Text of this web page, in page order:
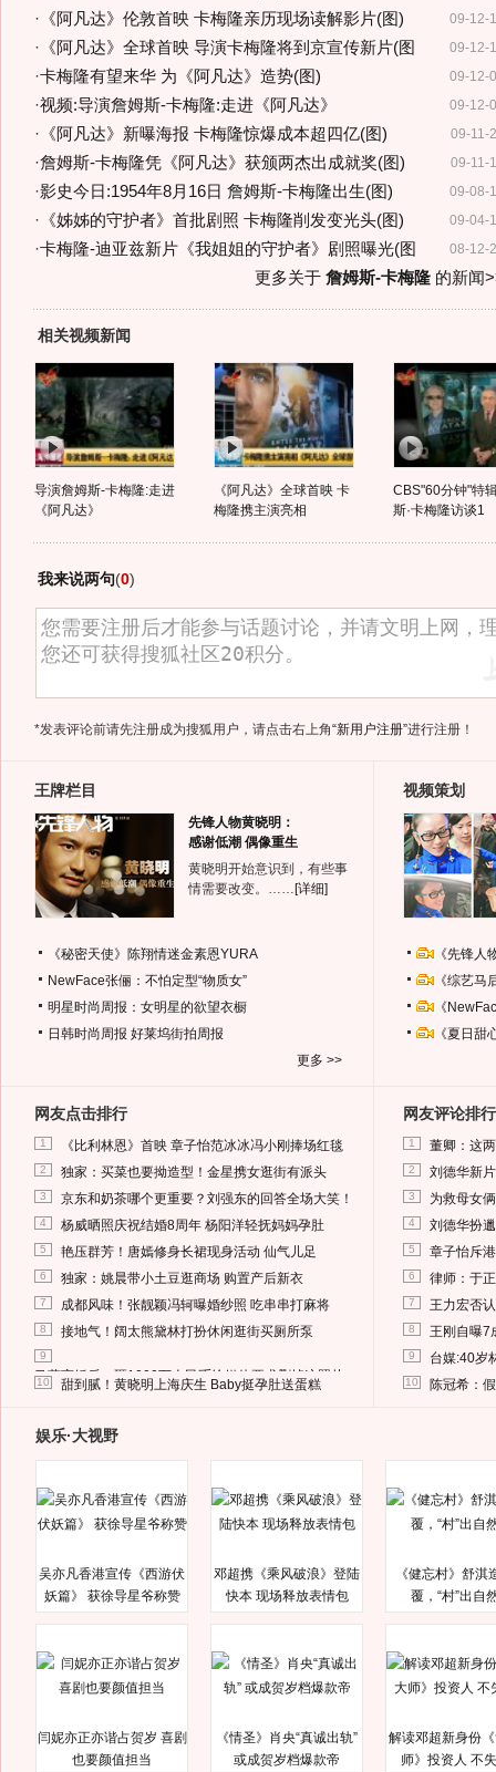
09-12-
· 《阿凡达》伦敦首映 卡梅隆亲历现场读解影片(图)
09-12-
· 《阿凡达》全球首映 导演卡梅隆将到京宣传新片(图
09-12-
·卡梅隆有望来华 为《阿凡达》造势(图)
09-12-
·视频:导演詹姆斯-卡梅隆:走进《阿凡达》
09-11-
· 《阿凡达》新曝海报 卡梅隆惊爆成本超四亿(图)
09-11-
·詹姆斯-卡梅隆凭《阿凡达》获颁两杰出成就奖(图)
09-08-
·影史今日:1954年8月16日 詹姆斯-卡梅隆出生(图)
09-04-
· 《姊姊的守护者》首批剧照 卡梅隆削发变光头(图)
08-12-
·卡梅隆-迪亚兹新片《我姐姐的守护者》剧照曝光(图
更多关于 詹姆斯-卡梅隆的新闻
相关视频新闻
导演詹姆斯-卡梅隆:走进
《阿凡达》
《阿凡达》全球首映 卡
梅隆携主演亮相
CBS"60分钟"特
斯·卡梅隆访谈1
我来说两句(0)
*发表评论前请先注册成为搜狐用户，请点击右上角“新用户注册”进行注册！
王牌栏目
先锋人物黄晓明：
感谢低潮 偶像重生
黄晓明开始意识到，有些事
情需要改变。…… [详细]
《秘密天使》陈翔情迷金素恩YURA
NewFace张俪：不怕定型“物质女”
明星时尚周报：女明星的欲望衣橱
日韩时尚周报 好莱坞街拍周报
更多 >>
视频策划
《先锋
《综艺
《
《夏日
网友点击排行
1 《比利林恩》首映 章子怡范冰冰冯小刚捧场红毯
2 独家：买菜也要拗造型！金星携女逛街有派头
3 京东和奶茶哪个更重要？刘强东的回答全场大笑！
4 杨威晒照庆祝结婚8周年 杨阳洋轻抚妈妈孕肚
5 艳压群芳！唐嫣修身长裙现身活动 仙气儿足
6 独家：姚晨带小土豆逛商场 购置产后新衣
7 成都风味！张靓颖冯轲曝婚纱照 吃串串打麻将
8 接地气！阔太熊黛林打扮休闲逛街买厕所泵
9
马蓉离婚后，砸1000万人民币给媒体要求删掉这照片
10 甜到腻！黄晓明上海庆生 Baby挺孕肚送蛋糕
网友评论排行
1 董卿：这
2 刘德华新
3 为救母女
4 刘德华扮
5 章子怡斥
6 律师：于
7 王力宏否
8 王刚自曝7
9 台媒:40岁
10 陈冠希：
娱乐·大视野
吴亦凡香港宣传《西游伏
妖篇》 获徐导星爷称赞
邓超携《乘风破浪》登陆
快本 现场释放表情包
《健忘村》舒淇
覆，“村”出自
闫妮亦正亦谐占贺岁 喜剧
也要颜值担当
《情圣》肖央“真诚出轨”
或成贺岁档爆款帝
解读邓超新身份
师》投资人 不